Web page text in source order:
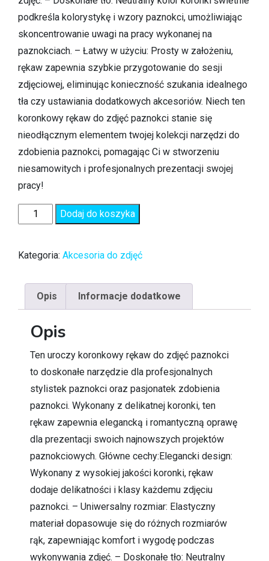
podkreśla kolorystykę i wzory paznokci, umożliwiając
skoncentrowanie uwagi na pracy wykonanej na
paznokciach. – Łatwy w użyciu: Prosty w założeniu,
rękaw zapewnia szybkie przygotowanie do sesji
zdjęciowej, eliminując konieczność szukania idealnego
tła czy ustawiania dodatkowych akcesoriów. Niech ten
koronkowy rękaw do zdjęć paznokci stanie się
nieodłącznym elementem twojej kolekcji narzędzi do
zdobienia paznokci, pomagając Ci w stworzeniu
niesamowitych i profesjonalnych prezentacji swojej
pracy!
Dodaj do koszyka
Kategoria: Akcesoria do zdjęć
Opis Informacje dodatkowe
Opis
Ten uroczy koronkowy rękaw do zdjęć paznokci
to doskonałe narzędzie dla profesjonalnych
stylistek paznokci oraz pasjonatek zdobienia
paznokci. Wykonany z delikatnej koronki, ten
rękaw zapewnia elegancką i romantyczną oprawę
dla prezentacji swoich najnowszych projektów
paznokciowych. Główne cechy:Elegancki design:
Wykonany z wysokiej jakości koronki, rękaw
dodaje delikatności i klasy każdemu zdjęciu
paznokci. – Uniwersalny rozmiar: Elastyczny
materiał dopasowuje się do różnych rozmiarów
rąk, zapewniając komfort i wygodę podczas
wykonywania zdjęć. – Doskonałe tło: Neutralny